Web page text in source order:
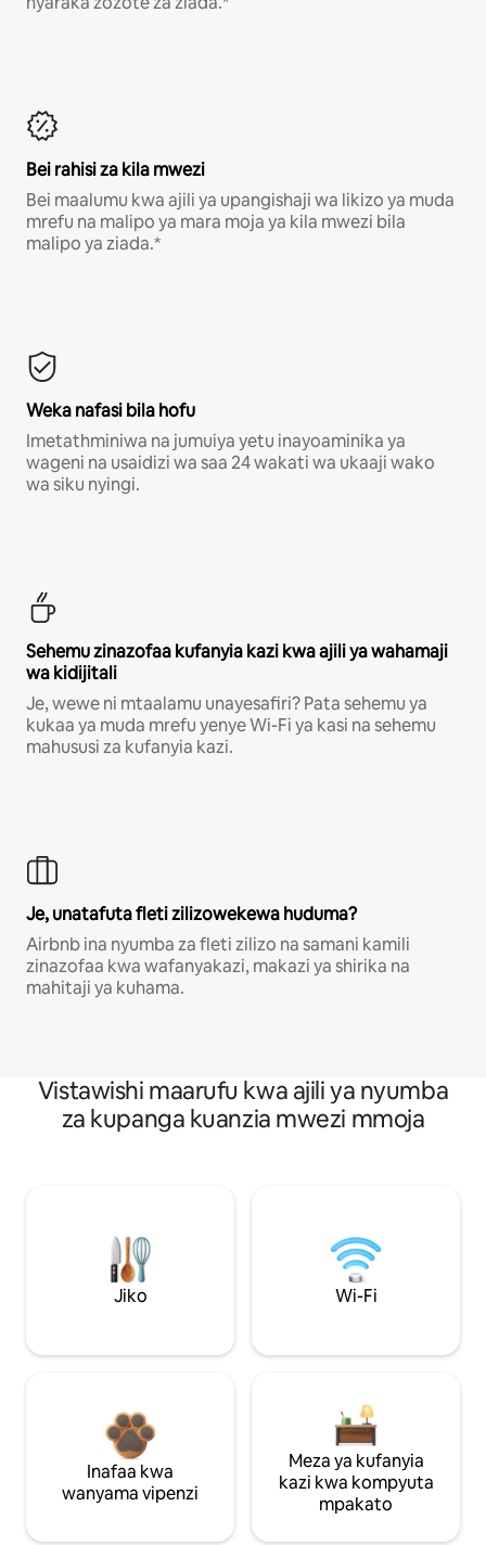
Bei rahisi za kila mwezi
Bei maalumu kwa ajili ya upangishaji wa likizo ya muda
mrefu na malipo ya mara moja ya kila mwezi bila
malipo ya ziada.*
Weka nafasi bila hofu
Imetathminiwa na jumuiya yetu inayoaminika ya
wageni na usaidizi wa saa 24 wakati wa ukaaji wako
wa siku nyingi.
Sehemu zinazofaa kufanyia kazi kwa ajili ya wahamaji
wa kidijitali
Je, wewe ni mtaalamu unayesafiri? Pata sehemu ya
kukaa ya muda mrefu yenye Wi-Fi ya kasi na sehemu
mahususi za kufanyia kazi.
Je, unatafuta fleti zilizowekewa huduma?
Airbnb ina nyumba za fleti zilizo na samani kamili
zinazofaa kwa wafanyakazi, makazi ya shirika na
mahitaji ya kuhama.
Vistawishi maarufu kwa ajili ya nyumba
za kupanga kuanzia mwezi mmoja
Jiko Wi-Fi
Inafaa kwa
wanyama vipenzi
Meza ya kufanyia
kazi kwa kompyuta
mpakato